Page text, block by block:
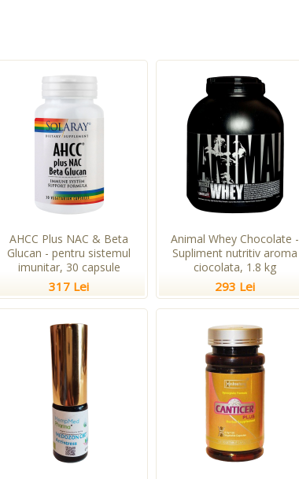
AHCC Plus NAC & Beta
Glucan - pentru sistemul
imunitar, 30 capsule
317 Lei
Animal Whey Chocolate -
Supliment nutritiv aroma
ciocolata, 1.8 kg
293 Lei